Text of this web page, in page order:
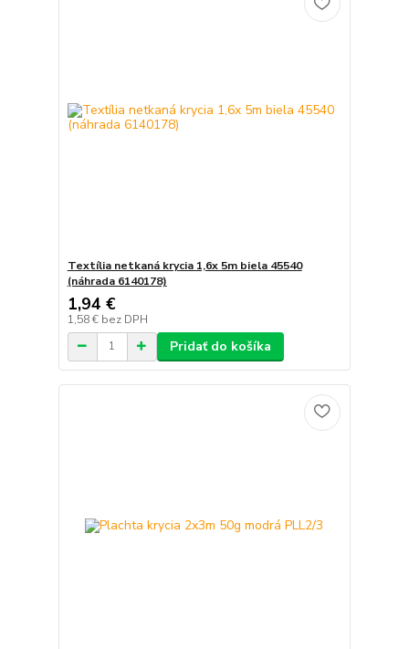
Textília netkaná krycia 1,6x 5m biela 45540
(náhrada 6140178)
1,94 €
1,58 € bez DPH
Pridať do košíka